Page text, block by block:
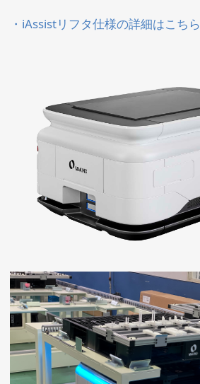
・iAssistリフタ仕様の詳細はこちら